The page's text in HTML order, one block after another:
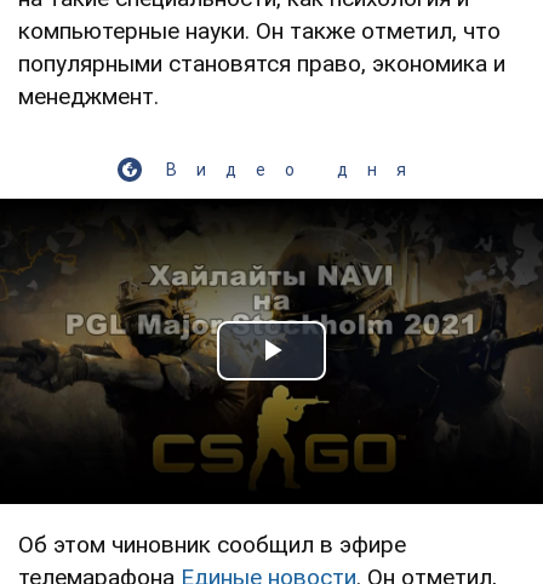
компьютерные науки. Он также отметил, что
популярными становятся право, экономика и
менеджмент.
Видео дня
Play Video
Об этом чиновник сообщил в эфире
телемарафона Единые новости. Он отметил,